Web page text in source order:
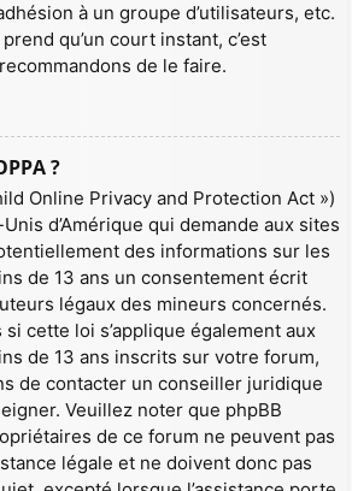
à un groupe d’utilisateurs, etc.
qu’un court instant, c’est
de le faire.
?
Online Privacy and Protection Act »)
d’Amérique qui demande aux sites
des informations sur les
de 13 ans un consentement écrit
légaux des mineurs concernés.
cette loi s’applique également aux
de 13 ans inscrits sur votre forum,
de contacter un conseiller juridique
Veuillez noter que phpBB
de ce forum ne peuvent pas
légale et ne doivent donc pas